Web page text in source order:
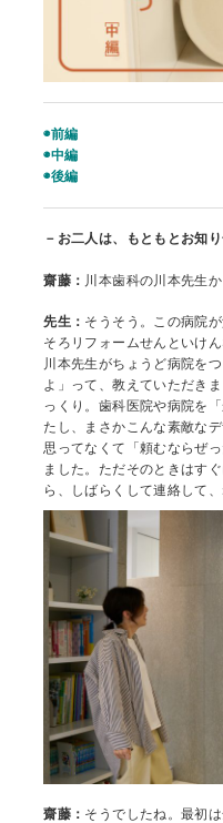
◉前編
◉中編
◉後編
－お二人は、もともとお知
齋藤： 川本歯科の川本先生
先生： そうそう。この病院
そろリフォームせんといけ
川本先生がちょうど病院を
よ」って、教えていただき
っくり。歯科医院や病院を
たし、まさかこんな素敵な
思ってなくて「頼むならぜ
ました。ただそのときはす
ら、しばらくして連絡して、
齋藤： そうでしたね。最初